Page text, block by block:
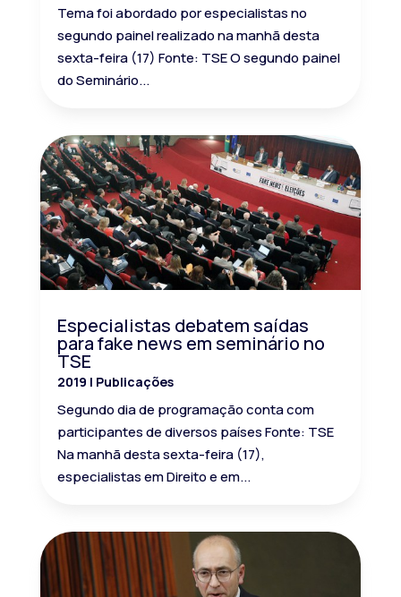
Tema foi abordado por especialistas no
segundo painel realizado na manhã desta
sexta-feira (17) Fonte: TSE O segundo painel
do Seminário...
Especialistas debatem saídas
para fake news em seminário no
TSE
2019 | Publicações
Segundo dia de programação conta com
participantes de diversos países Fonte: TSE
Na manhã desta sexta-feira (17),
especialistas em Direito e em...